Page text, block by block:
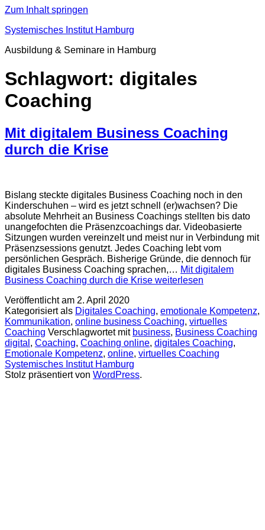
Zum Inhalt springen
Systemisches Institut Hamburg
Ausbildung & Seminare in Hamburg
Schlagwort: digitales
Coaching
Mit digitalem Business Coaching
durch die Krise
Bislang steckte digitales Business Coaching noch in den
Kinderschuhen – wird es jetzt schnell (er)wachsen? Die
absolute Mehrheit an Business Coachings stellten bis dato
unangefochten die Präsenzcoachings dar. Videobasierte
Sitzungen wurden vereinzelt und meist nur in Verbindung mit
Präsenzsessions genutzt. Jedes Coaching lebt vom
persönlichen Gespräch. Bisherige Gründe, die dennoch für
digitales Business Coaching sprachen,… Mit digitalem
Business Coaching durch die Krise weiterlesen
Veröffentlicht am 2. April 2020
Kategorisiert als Digitales Coaching, emotionale Kompetenz,
Kommunikation, online business Coaching, virtuelles
Coaching Verschlagwortet mit business, Business Coaching
digital , Coaching, Coaching online, digitales Coaching,
Emotionale Kompetenz, online, virtuelles Coaching
Systemisches Institut Hamburg
Stolz präsentiert von WordPress.